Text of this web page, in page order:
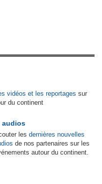
vidéos et les reportages sur
du continent
audios
les dernières nouvelles
de nos partenaires sur les
autour du continent.